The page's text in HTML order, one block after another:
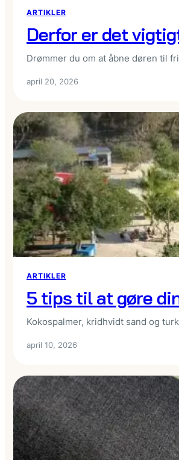
ARTIKLER
Derfor er det
Drømmer du om at åbne døren til
april 20, 2026
ARTIKLER
5 tips til at gøre
Kokospalmer, kridhvidt sand og
april 10, 2026